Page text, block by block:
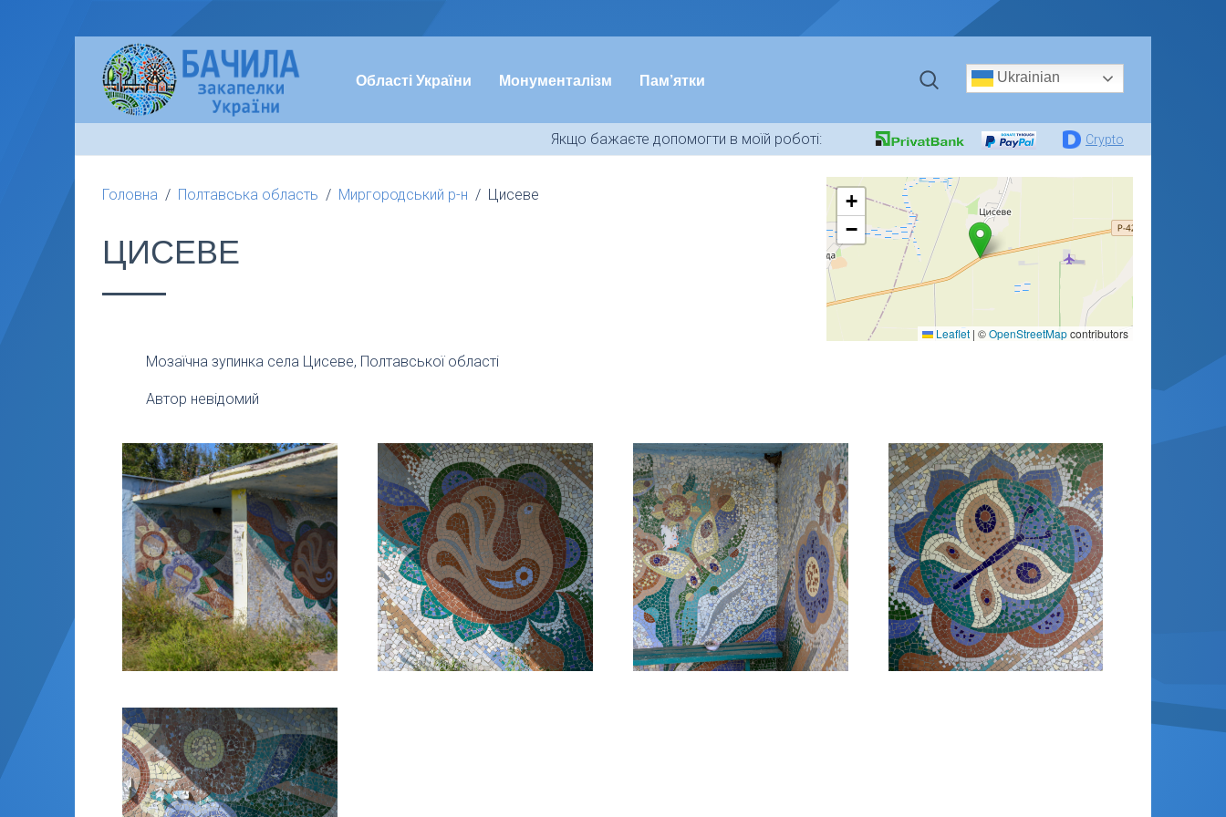
Області України Монументалізм Пам’ятки Ukrainian
Якщо бажаєте допомогти в моїй роботі: Crypto
Головна Полтавська область Миргородський р-н Цисеве
ЦИСЕВЕ
+
−
Leaflet | ©OpenStreetMapcontributors
Мозаїчна зупинка села Цисеве, Полтавської області
Автор невідомий